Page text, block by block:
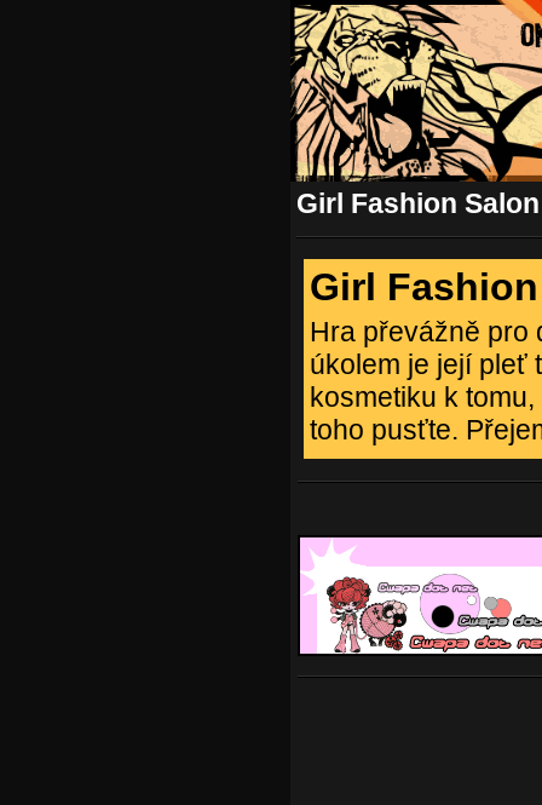
Girl Fashion Salon
Girl
Hra převážně pro
úkolem je její pleť
kosmetiku k
toho pusťte.